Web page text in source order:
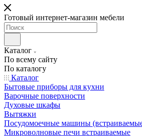
Готовый интернет-магазин мебели
Каталог
По всему сайту
По каталогу
Каталог
Бытовые приборы для кухни
Варочные поверхности
Духовые шкафы
Вытяжки
Посудомоечные машины
Микроволновые печи встраиваемые